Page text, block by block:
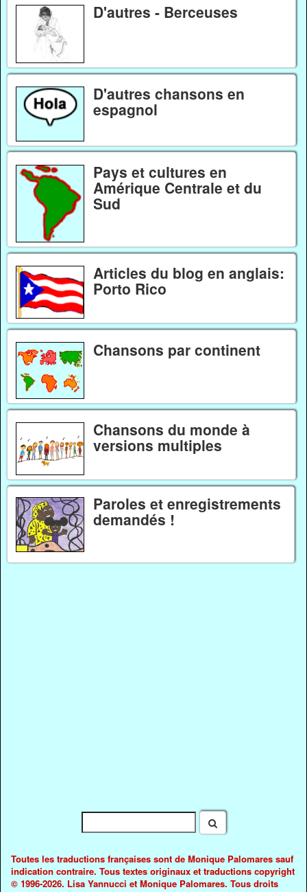
D'autres - Berceuses
D'autres chansons en
espagnol
Pays et cultures en
Amérique Centrale et du
Sud
Articles du blog en anglais:
Porto Rico
Chansons par continent
Chansons du monde à
versions multiples
Paroles et enregistrements
demandés !
Toutes les traductions françaises sont de Monique Palomares sauf
indication contraire. Tous textes originaux et traductions copyright
© 1996-2026. Lisa Yannucci et Monique Palomares. Tous droits